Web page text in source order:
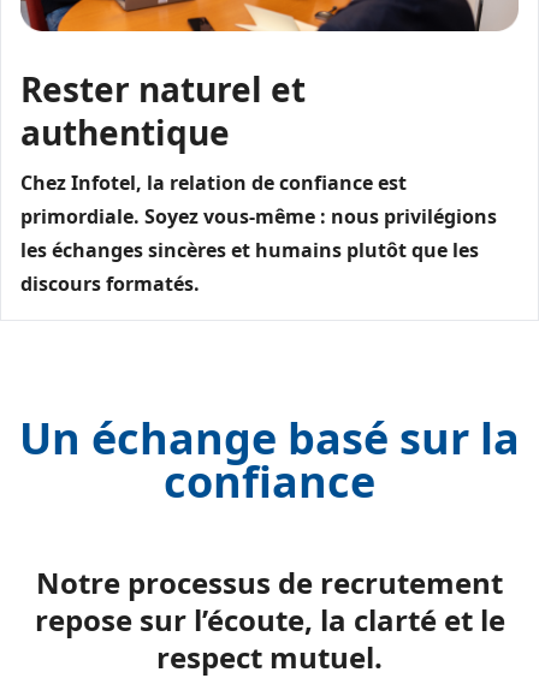
Rester naturel et
authentique
Chez Infotel, la relation de confiance est
primordiale. Soyez vous-même : nous privilégions
les échanges sincères et humains plutôt que les
discours formatés.
Un échange basé sur la
confiance
Notre processus de recrutement
repose sur l’écoute, la clarté et le
respect mutuel.